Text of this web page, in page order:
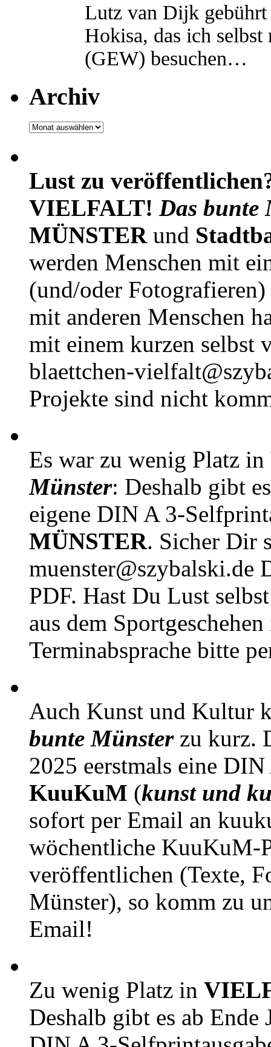
Lutz van Dijk
Hokisa, das ich
(GEW) besuchen…
Archiv
Archiv
Lust zu
VIELFALT! Das bunte
MÜNSTERund
werden Menschen mit
(und/oder
mit anderen Menschen
mit einem kurzen selbst
blaettchen-
Projekte sind nicht
Es war zu wenig Platz in
Münster: Deshalb gibt
eigene DIN A 3-
MÜNSTER. Sicher Dir
muenster@szybalski.de
PDF. Hast Du Lust
aus dem
Terminabsprache bitte
Auch Kunst und Kultur
bunte Münsterzu kurz.
2025 eerstmals eine
KuuKuM (kunst und
sofort per Email an
wöchentliche KuuKuM-
veröffentlichen (Texte,
Münster), so komm zu
Email!
Zu wenig Platz in
Deshalb gibt es ab Ende